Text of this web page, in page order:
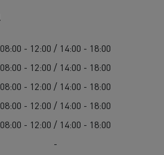
08:00 - 12:00 / 14:00 - 18:00
08:00 - 12:00 / 14:00 - 18:00
08:00 - 12:00 / 14:00 - 18:00
08:00 - 12:00 / 14:00 - 18:00
08:00 - 12:00 / 14:00 - 18:00
-